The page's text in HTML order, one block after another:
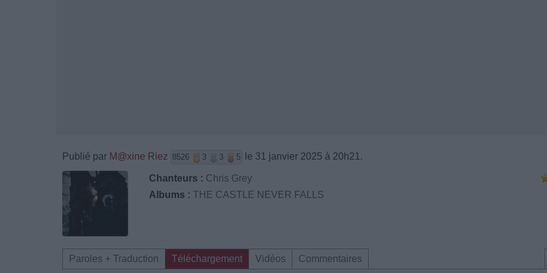
Publié par M@xine Riez 8526 3 3 5 le 31 janvier 2025 à 20h21.
Chanteurs : Chris Grey
Albums : THE CASTLE NEVER FALLS
Paroles + Traduction Téléchargement Vidéos Commentaires